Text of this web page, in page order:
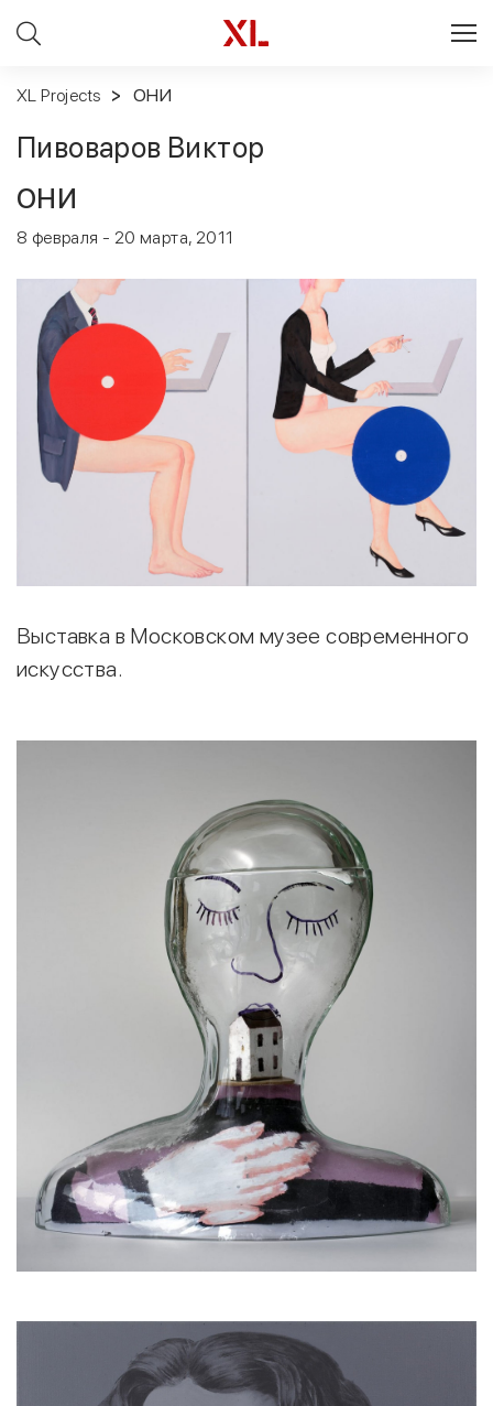
XL Projects ОНИ
Пивоваров Виктор
ОНИ
8 февраля - 20 марта, 2011
Выставка в Московском музее современного
искусства.